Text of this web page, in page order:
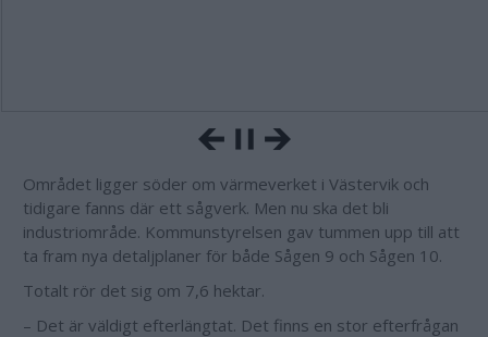
Området ligger söder om värmeverket i Västervik och
tidigare fanns där ett sågverk. Men nu ska det bli
industriområde. Kommunstyrelsen gav tummen upp till att
ta fram nya detaljplaner för både Sågen 9 och Sågen 10.
Totalt rör det sig om 7,6 hektar.
– Det är väldigt efterlängtat. Det finns en stor efterfrågan